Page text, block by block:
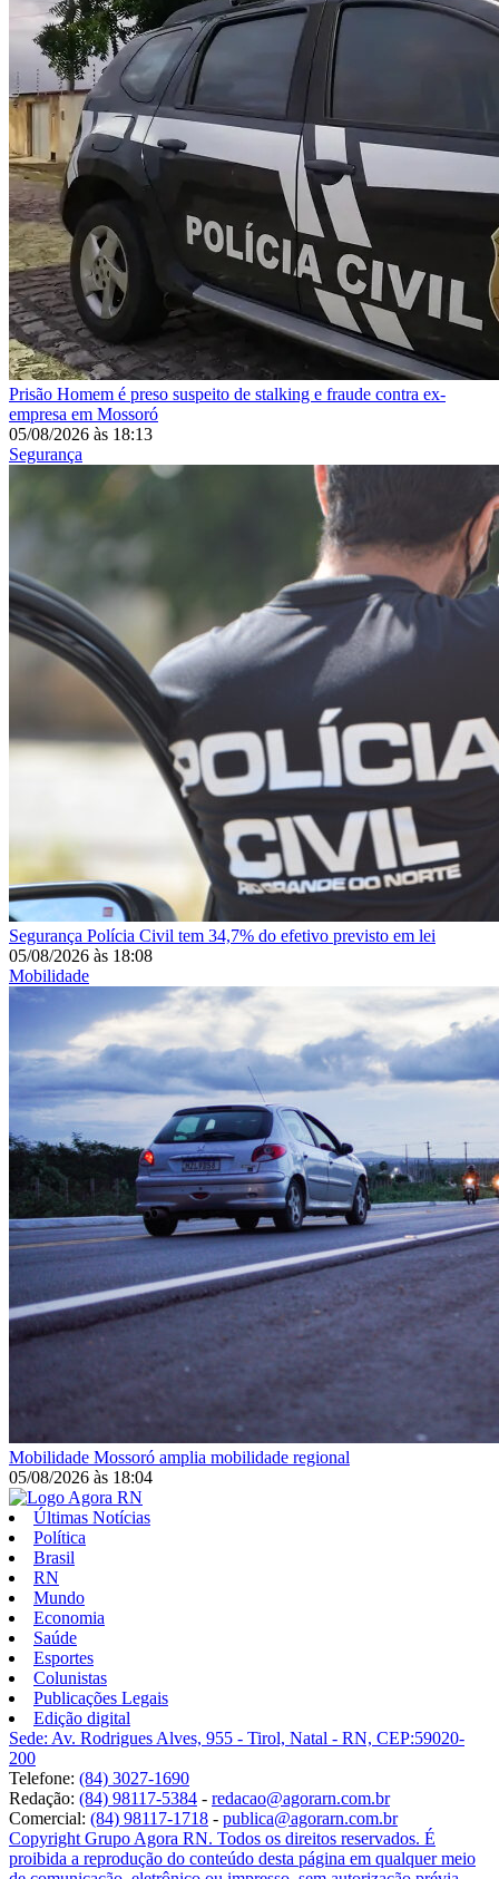
Prisão Homem é preso suspeito de stalking e fraude contra ex-
empresa em Mossoró
05/08/2026 às 18:13
Segurança
Segurança Polícia Civil tem 34,7% do efetivo previsto em lei
05/08/2026 às 18:08
Mobilidade
Mobilidade Mossoró amplia mobilidade regional
05/08/2026 às 18:04
Últimas Notícias
Política
Brasil
RN
Mundo
Economia
Saúde
Esportes
Colunistas
Publicações Legais
Edição digital
Sede: Av. Rodrigues Alves, 955 - Tirol, Natal - RN, CEP:59020-
200
Telefone: (84) 3027-1690
Redação: (84) 98117-5384 - redacao@agorarn.com.br
Comercial: (84) 98117-1718 - publica@agorarn.com.br
Copyright Grupo Agora RN. Todos os direitos reservados. É
proibida a reprodução do conteúdo desta página em qualquer meio